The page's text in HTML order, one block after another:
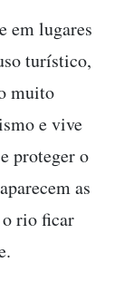
em lugares
turístico,
muito
e vive
proteger o
as
o rio ficar